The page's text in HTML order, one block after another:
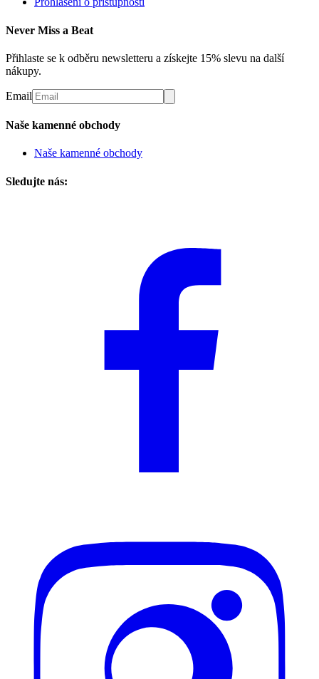
Never Miss a Beat
Přihlaste se k odběru newsletteru a získejte 15% slevu na další
nákupy.
Email
Naše kamenné obchody
Naše kamenné obchody
Sledujte nás: